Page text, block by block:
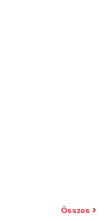
Összes